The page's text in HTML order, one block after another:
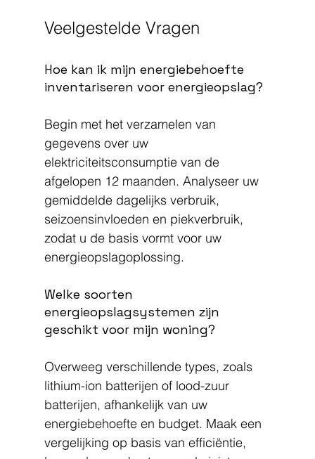
Veelgestelde Vragen
Hoe kan ik mijn energiebehoefte
inventariseren voor energieopslag?
Begin met het verzamelen van
gegevens over uw
elektriciteitsconsumptie van de
afgelopen 12 maanden. Analyseer uw
gemiddelde dagelijks verbruik,
seizoensinvloeden en piekverbruik,
zodat u de basis vormt voor uw
energieopslagoplossing.
Welke soorten
energieopslagsystemen zijn
geschikt voor mijn woning?
Overweeg verschillende types, zoals
lithium-ion batterijen of lood-zuur
batterijen, afhankelijk van uw
energiebehoefte en budget. Maak een
vergelijking op basis van efficiëntie,